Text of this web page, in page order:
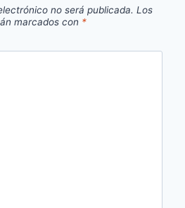
no será publicada. Los
marcados con *